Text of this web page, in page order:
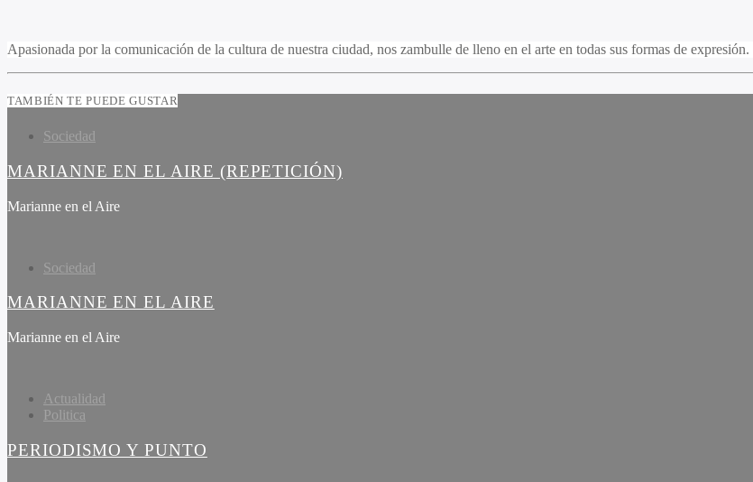
Apasionada por la comunicación de la cultura de nuestra ciudad, nos zambulle de lleno en el arte en todas sus formas de expresión.
TAMBIÉN TE PUEDE GUSTAR
Sociedad
MARIANNE EN EL AIRE (REPETICIÓN)
Marianne en el Aire
Sociedad
MARIANNE EN EL AIRE
Marianne en el Aire
Actualidad
Politica
PERIODISMO Y PUNTO